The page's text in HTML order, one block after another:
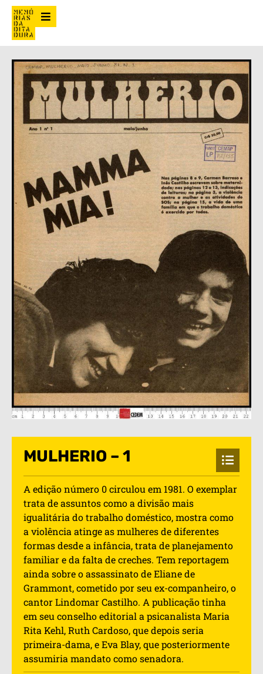
MULHERIO – 1
A edição número 0 circulou em 1981. O exemplar
trata de assuntos como a divisão mais
igualitária do trabalho doméstico, mostra como
a violência atinge as mulheres de diferentes
formas desde a infância, trata de planejamento
familiar e da falta de creches. Tem reportagem
ainda sobre o assassinato de Eliane de
Grammont, cometido por seu ex-companheiro, o
cantor Lindomar Castilho. A publicação tinha
em seu conselho editorial a psicanalista Maria
Rita Kehl, Ruth Cardoso, que depois seria
primeira-dama, e Eva Blay, que posteriormente
assumiria mandato como senadora.